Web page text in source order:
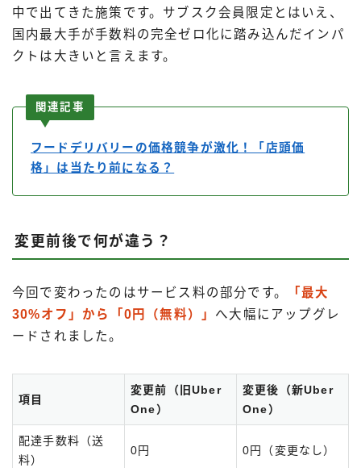
中で出てきた施策です。サブスク会員限定とはいえ、
国内最大手が手数料の完全ゼロ化に踏み込んだインパ
クトは大きいと言えます。
関連記事
フードデリバリーの価格競争が激化！「店頭価
格」は当たり前になる？
変更前後で何が違う？
今回で変わったのはサービス料の部分です。
「最大
30%オフ」から「0円（無料）」 へ大幅にアップグレ
ードされました。
項目
変更前（旧Uber
One）
変更後（新Uber
One）
配達手数料（送
料）
0円 0円（変更なし）